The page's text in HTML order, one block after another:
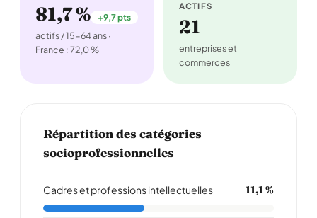
81,7 % +9,7 pts
actifs / 15-64 ans ·
France : 72,0 %
ACTIFS
21
entreprises et
commerces
Répartition des catégories
socioprofessionnelles
Cadres et professions intellectuelles 11,1 %